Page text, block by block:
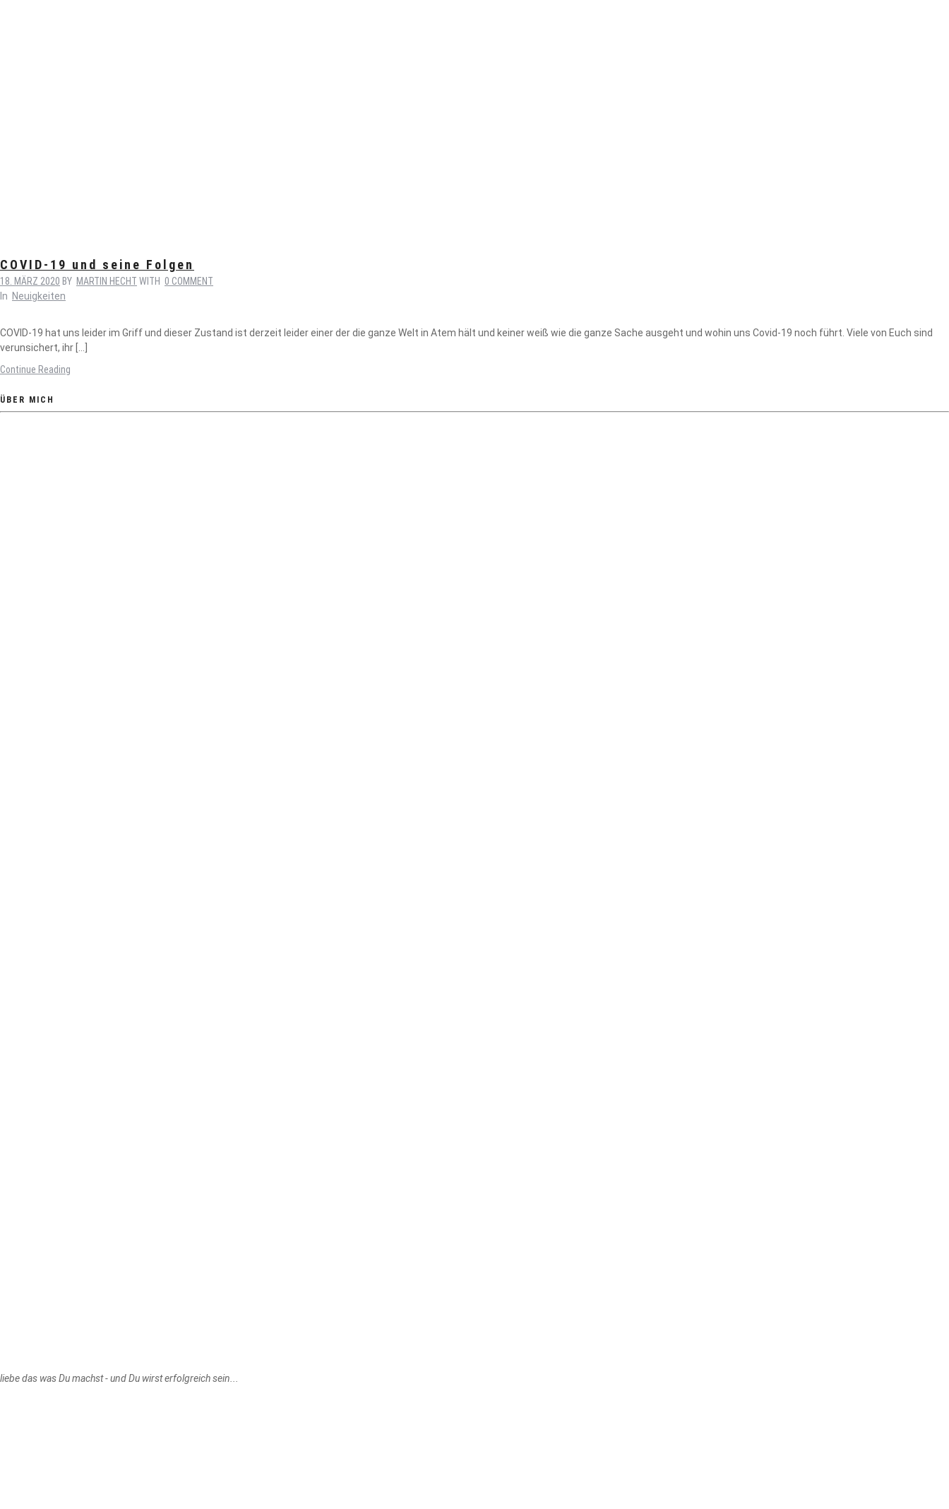
COVID-19 und seine Folgen
18. MÄRZ 2020 BY MARTIN HECHT WITH 0 COMMENT
In Neuigkeiten
COVID-19 hat uns leider im Griff und dieser Zustand ist derzeit leider einer der die ganze Welt in Atem hält und keiner weiß wie die ganze Sache ausgeht und wohin uns Covid-19 noch führt. Viele von Euch sind
verunsichert, ihr […]
Continue Reading
ÜBER MICH
liebe das was Du machst - und Du wirst erfolgreich sein...